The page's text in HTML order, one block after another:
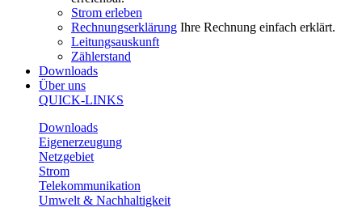
Strom erleben
Rechnungserklärung Ihre Rechnung einfach erklärt.
Leitungsauskunft
Zählerstand
Downloads
Über uns
QUICK-LINKS
Downloads
Eigenerzeugung
Netzgebiet
Strom
Telekommunikation
Umwelt & Nachhaltigkeit